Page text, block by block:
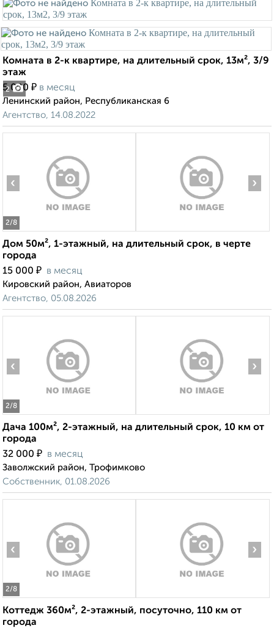
2
Комната в 2-к квартире, на длительный срок, 13м², 3/9
этаж
5 000 ₽ в месяц
Ленинский район, Республиканская 6
Агентство, 14.08.2022
2/8
‹ ›
Дом 50м², 1-этажный, на длительный срок, в черте
города
15 000 ₽ в месяц
Кировский район, Авиаторов
Агентство, 05.08.2026
2/8
‹ ›
Дача 100м², 2-этажный, на длительный срок, 10 км от
города
32 000 ₽ в месяц
Заволжский район, Трофимково
Собственник, 01.08.2026
2/8
‹ ›
Коттедж 360м², 2-этажный, посуточно, 110 км от
города